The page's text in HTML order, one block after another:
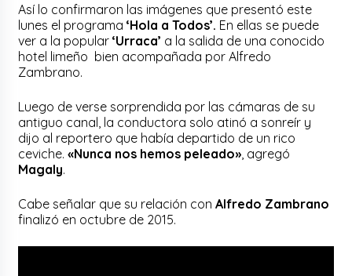
Así lo confirmaron las imágenes que presentó este
lunes el programa‘Hola a Todos’. En ellas se puede
ver a la popular‘Urraca’ a la salida de una conocido
hotel limeño bien acompañada por Alfredo
Zambrano.
Luego de verse sorprendida por las cámaras de su
antiguo canal, la conductora solo atinó a sonreír y
dijo al reportero que había departido de un rico
ceviche.«Nunca nos hemos peleado» , agregó
Magaly.
Cabe señalar que su relación conAlfredo Zambrano
finalizó en octubre de 2015.